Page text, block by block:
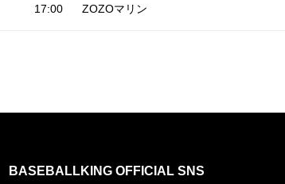
17:00 ZOZOマリン
BASEBALLKING OFFICIAL SNS